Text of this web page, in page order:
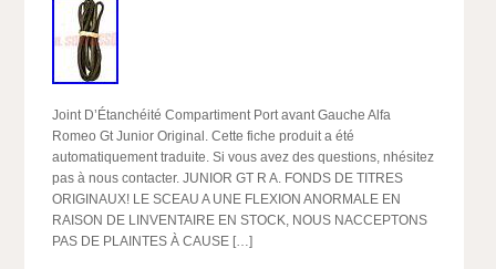
Joint D’Étanchéité Compartiment Port avant Gauche Alfa
Romeo Gt Junior Original. Cette fiche produit a été
automatiquement traduite. Si vous avez des questions, nhésitez
pas à nous contacter. JUNIOR GT R A. FONDS DE TITRES
ORIGINAUX! LE SCEAU A UNE FLEXION ANORMALE EN
RAISON DE LINVENTAIRE EN STOCK, NOUS NACCEPTONS
PAS DE PLAINTES À CAUSE […]